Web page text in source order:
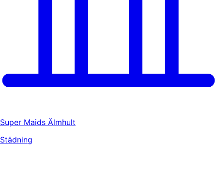
Super Maids Älmhult
Städning